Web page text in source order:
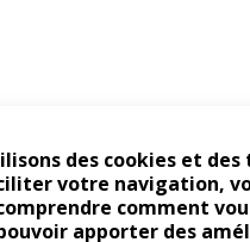
des cookies et
votre navigation,
comment
apporter des
: pour les gens vrais